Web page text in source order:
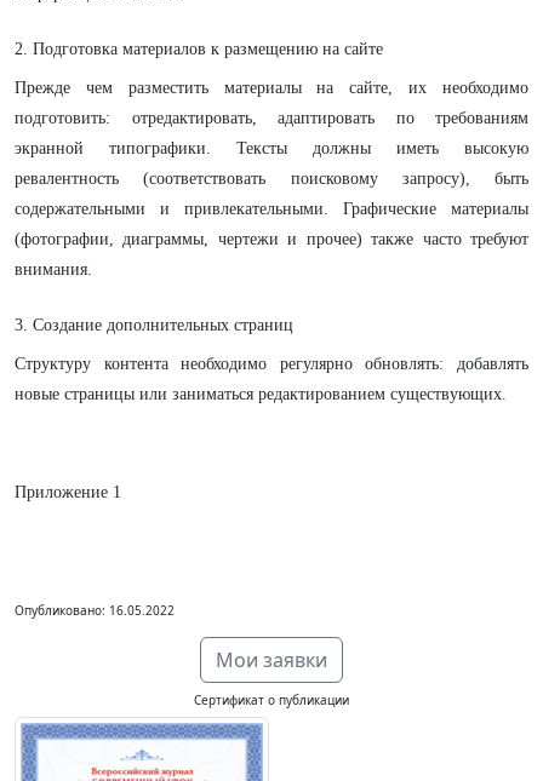
2. Подготовка материалов к размещению на сайте
Прежде чем разместить материалы на сайте, их необходимо
подготовить: отредактировать, адаптировать по требованиям
экранной типографики. Тексты должны иметь высокую
ревалентность (соответствовать поисковому запросу), быть
содержательными и привлекательными. Графические материалы
(фотографии, диаграммы, чертежи и прочее) также часто требуют
внимания.
3. Создание дополнительных страниц
Структуру контента необходимо регулярно обновлять: добавлять
новые страницы или заниматься редактированием существующих.
Приложение 1
Опубликовано: 16.05.2022
Мои заявки
Сертификат о публикации